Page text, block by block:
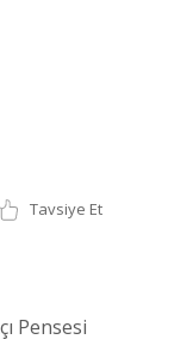
Tavsiye Et
Pensesi